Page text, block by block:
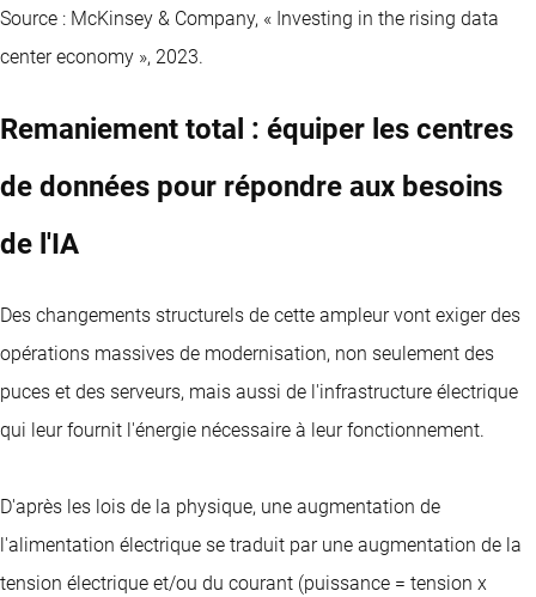
Source : McKinsey & Company, « Investing in the rising data
center economy », 2023.
Remaniement total : équiper les centres
de données pour répondre aux besoins
de l'IA
Des changements structurels de cette ampleur vont exiger des
opérations massives de modernisation, non seulement des
puces et des serveurs, mais aussi de l'infrastructure électrique
qui leur fournit l'énergie nécessaire à leur fonctionnement.
D'après les lois de la physique, une augmentation de
l'alimentation électrique se traduit par une augmentation de la
tension électrique et/ou du courant (puissance = tension x